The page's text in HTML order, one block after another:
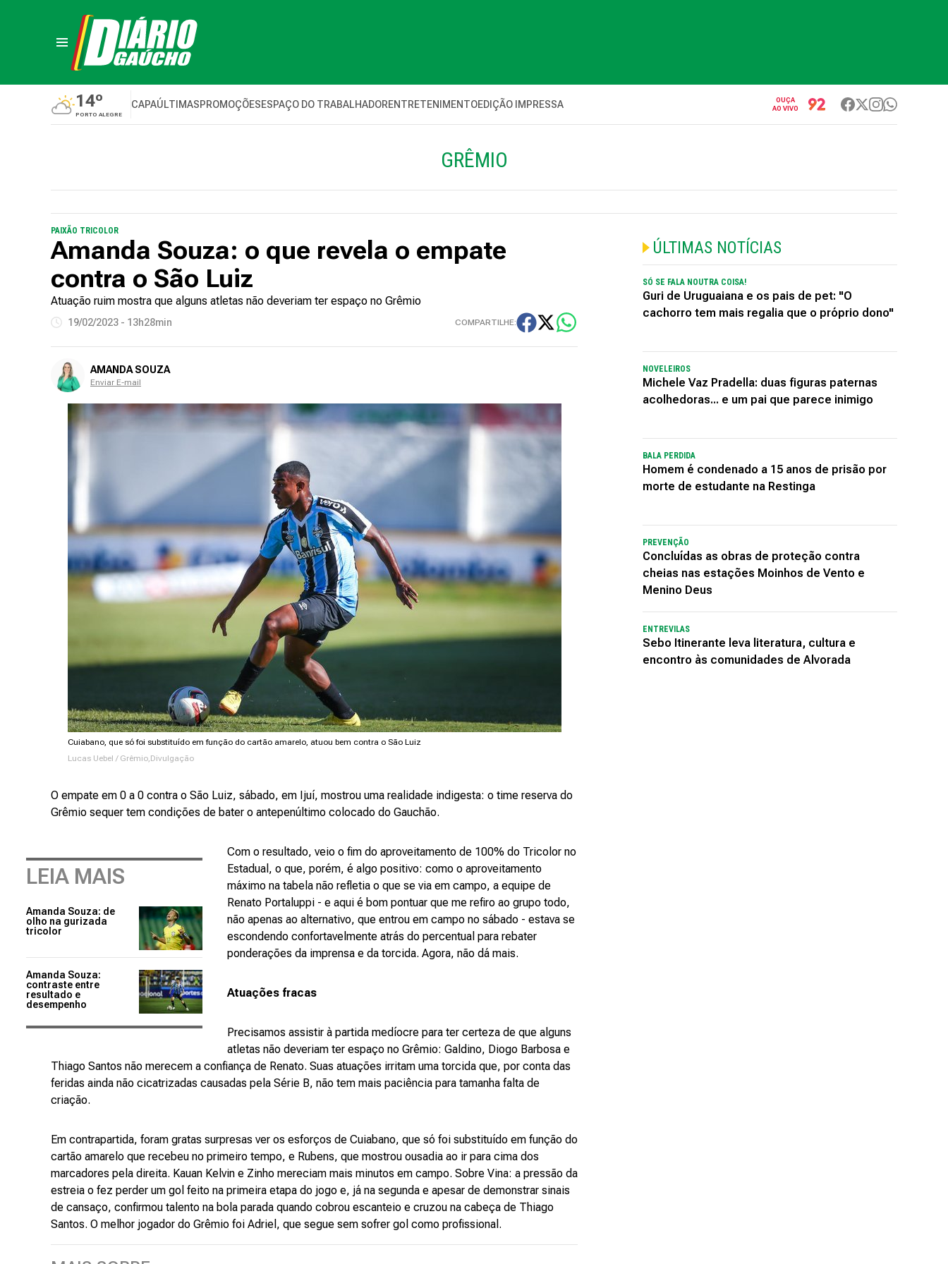
14º
PORTO ALEGRE
CAPAÚLTIMASPROMOÇÕESESPAÇO DO TRABALHADORENTRETENIMENTOEDIÇÃO IMPRESSA
OUÇA
AO VIVO
GRÊMIO
PAIXÃO TRICOLOR
Amanda Souza: o que revela o empate
contra o São Luiz
Atuação ruim mostra que alguns atletas não deveriam ter espaço no Grêmio
19/02/2023 - 13h28min COMPARTILHE:
AMANDA SOUZA
Enviar E-mail
Cuiabano, que só foi substituído em função do cartão amarelo, atuou bem contra o São Luiz
Lucas Uebel / Grêmio,Divulgação
O empate em 0 a 0 contra o São Luiz, sábado, em Ijuí, mostrou uma realidade indigesta: o time reserva do
Grêmio sequer tem condições de bater o antepenúltimo colocado do Gauchão.
LEIA MAIS
Amanda Souza: de
olho na gurizada
tricolor
Amanda Souza:
contraste entre
resultado e
desempenho
Com o resultado, veio o fim do aproveitamento de 100% do Tricolor no
Estadual, o que, porém, é algo positivo: como o aproveitamento
máximo na tabela não refletia o que se via em campo, a equipe de
Renato Portaluppi - e aqui é bom pontuar que me refiro ao grupo todo,
não apenas ao alternativo, que entrou em campo no sábado - estava se
escondendo confortavelmente atrás do percentual para rebater
ponderações da imprensa e da torcida. Agora, não dá mais.
Atuações fracas
Precisamos assistir à partida medíocre para ter certeza de que alguns
atletas não deveriam ter espaço no Grêmio: Galdino, Diogo Barbosa e
Thiago Santos não merecem a confiança de Renato. Suas atuações irritam uma torcida que, por conta das
feridas ainda não cicatrizadas causadas pela Série B, não tem mais paciência para tamanha falta de
criação.
Em contrapartida, foram gratas surpresas ver os esforços de Cuiabano, que só foi substituído em função do
cartão amarelo que recebeu no primeiro tempo, e Rubens, que mostrou ousadia ao ir para cima dos
marcadores pela direita. Kauan Kelvin e Zinho mereciam mais minutos em campo. Sobre Vina: a pressão da
estreia o fez perder um gol feito na primeira etapa do jogo e, já na segunda e apesar de demonstrar sinais
de cansaço, confirmou talento na bola parada quando cobrou escanteio e cruzou na cabeça de Thiago
Santos. O melhor jogador do Grêmio foi Adriel, que segue sem sofrer gol como profissional.
ÚLTIMAS NOTÍCIAS
SÓ SE FALA NOUTRA COISA!
Guri de Uruguaiana e os pais de pet: "O
cachorro tem mais regalia que o próprio dono"
NOVELEIROS
Michele Vaz Pradella: duas figuras paternas
acolhedoras... e um pai que parece inimigo
BALA PERDIDA
Homem é condenado a 15 anos de prisão por
morte de estudante na Restinga
PREVENÇÃO
Concluídas as obras de proteção contra
cheias nas estações Moinhos de Vento e
Menino Deus
ENTREVILAS
Sebo Itinerante leva literatura, cultura e
encontro às comunidades de Alvorada